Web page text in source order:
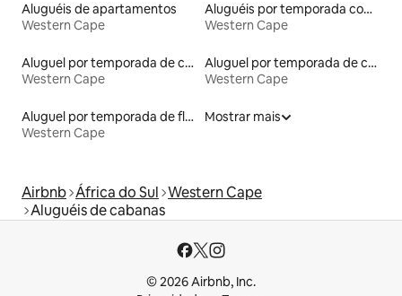
Aluguéis de apartamentos
Western Cape
Aluguéis por temporada com café da manhã
Western Cape
Aluguel por temporada de casas de veraneio
Western Cape
Aluguel por temporada de casas na terra
Western Cape
Aluguel por temporada de flats
Western Cape
Mostrar mais
Airbnb África do Sul Western Cape
Aluguéis de cabanas
© 2026 Airbnb, Inc.